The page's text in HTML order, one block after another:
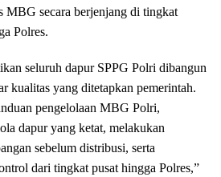
MBG secara berjenjang di tingkat
Polres.
seluruh dapur SPPG Polri dibangun
kualitas yang ditetapkan pemerintah.
pengelolaan MBG Polri,
dapur yang ketat, melakukan
sebelum distribusi, serta
dari tingkat pusat hingga Polres,”